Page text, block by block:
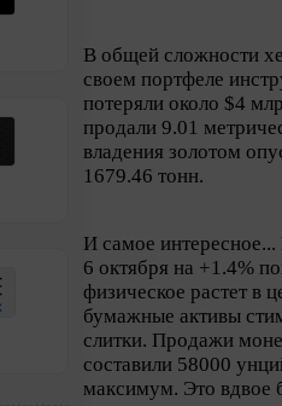
В общей сложности
своем портфеле
потеряли около $4
продали 9.01
владения золотом
1679.46 тонн.
И самое
6 октября на +1.4%
физическое растет в
бумажные активы
слитки. Продажи
составили 58000
максимум. Это вдвое